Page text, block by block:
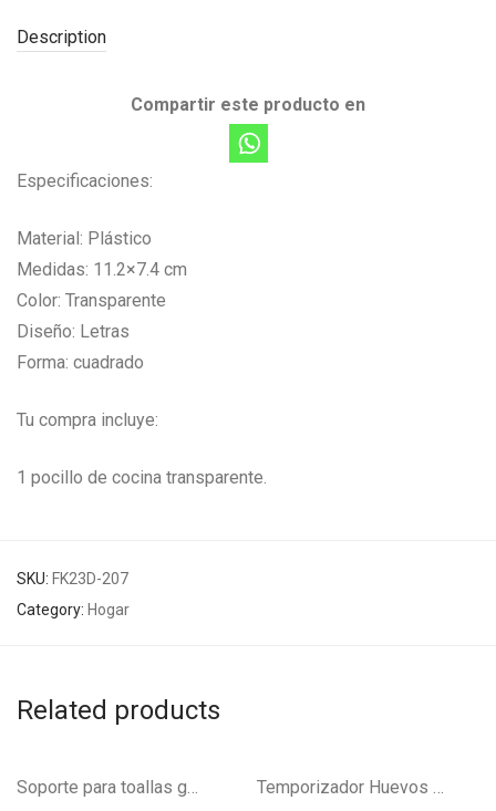
Description
Compartir este producto en
Especificaciones:
Material: Plástico
Medidas: 11.2×7.4 cm
Color: Transparente
Diseño: Letras
Forma: cuadrado
Tu compra incluye:
1 pocillo de cocina transparente.
SKU: FK23D-207
Category: Hogar
Related products
Soporte para toallas gancho adhesivo FK23C-13 Temporizador Huevos Cocina FK22B-65